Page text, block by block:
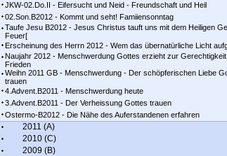
JKW-02.Do.II - Eifersucht und Neid - Freundschaft und Heil
02.Son.B2012 - Kommt und seht! Famiiensonntag
Taufe Jesu B2012 - Jesus Christus tauft uns mit dem Heiligen
Feuer[
Erscheinung des Herrn 2012 - Wem das übernatürliche Licht
Naujahr 2012 - Menschwerdung Gottes erzieht zur
Frieden
Weihn 2011 GB - Menschwerdung - Der schöpferischen Liebe
trauen
4.Advent.B2011 - Menschwerdung heute
3.Advent.B2011 - Der Verheissung Gottes trauen
Ostermo-B2012 - Die Nähe des Auferstandenen erfahren
2011 (A)
2010 (C)
2009 (B)